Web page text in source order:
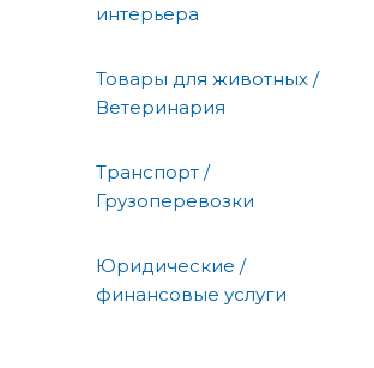
интерьера
Товары для животных /
Ветеринария
Транспорт /
Грузоперевозки
Юридические /
финансовые услуги